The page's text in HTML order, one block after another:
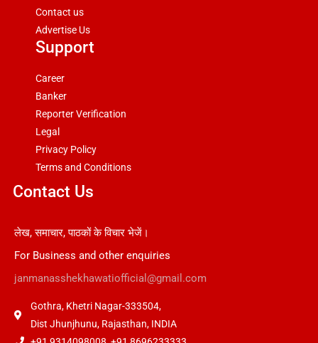
Contact us
Advertise Us
Support
Career
Banker
Reporter Verification
Legal
Privacy Policy
Terms and Conditions
Contact Us
लेख, समाचार, पाठकों के विचार भेजें।
For Business and other enquiries
janmanasshekhawatiofficial@gmail.com
Gothra, Khetri Nagar-333504,
Dist Jhunjhunu, Rajasthan, INDIA